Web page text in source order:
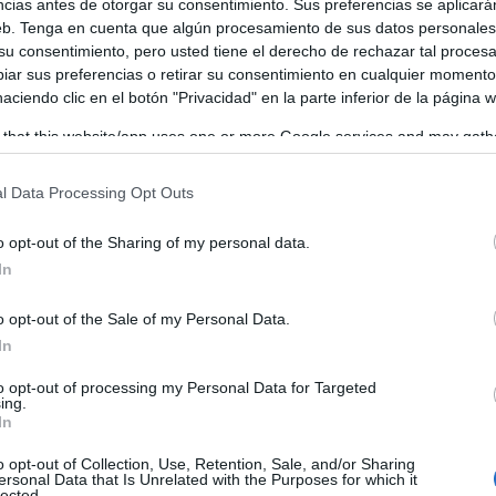
antes de otorgar su consentimiento. Sus preferencias se
Tenga en cuenta que algún procesamiento de sus datos
consentimiento, pero usted tiene el derecho de rechazar tal
sus preferencias o retirar su consentimiento en cualquier
clic en el botón "Privacidad" en la parte inferior de la página
that this website/app uses one or more Google services and may
but not limited to your visit or usage behaviour. You may
consent section.
Data Processing Opt Outs
opt-out of the Sharing of my personal data.
opt-out of the Sale of my Personal Data.
opt-out of processing my Personal Data for Targeted
opt-out of Collection, Use, Retention, Sale, and/or Sharing
Data that Is Unrelated with the Purposes for which it
Arcos’ya prepara su gran cierre con la representación
que servirá como clausura de una edición marcada por el
esta esperada función
humor, reflexión y una mirada crítica a la sociedad